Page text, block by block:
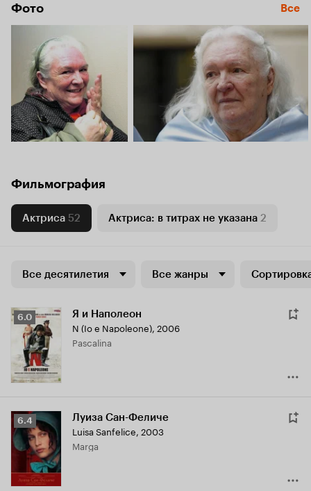
Фото Все
Фильмография
Актриса 52 Актриса: в титрах не указана 2
Все десятилетия Все жанры
Рейтинг
Кинопоиска
6.0
6.0 Я и Наполеон
N (Io e Napoleone), 2006
Pascalina
Рейтинг
Кинопоиска
6.4
6.4 Луиза Сан-Феличе
Luisa Sanfelice, 2003
Marga